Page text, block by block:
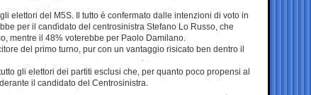
elettori del M5S. Il tutto è confermato dalle intenzioni di voto in
per il candidato del centrosinistra Stefano Lo Russo, che
mentre il 48% voterebbe per Paolo Damilano.
del primo turno, pur con un vantaggio risicato ben dentro il
gli elettori dei partiti esclusi che, per quanto poco propensi al
il candidato del Centrosinistra.